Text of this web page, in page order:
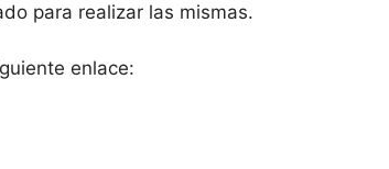
para realizar las mismas.
enlace: